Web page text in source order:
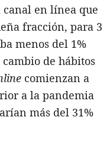
en línea que
fracción, para 3
menos del 1%
de hábitos
comienzan a
a la pandemia
más del 31%